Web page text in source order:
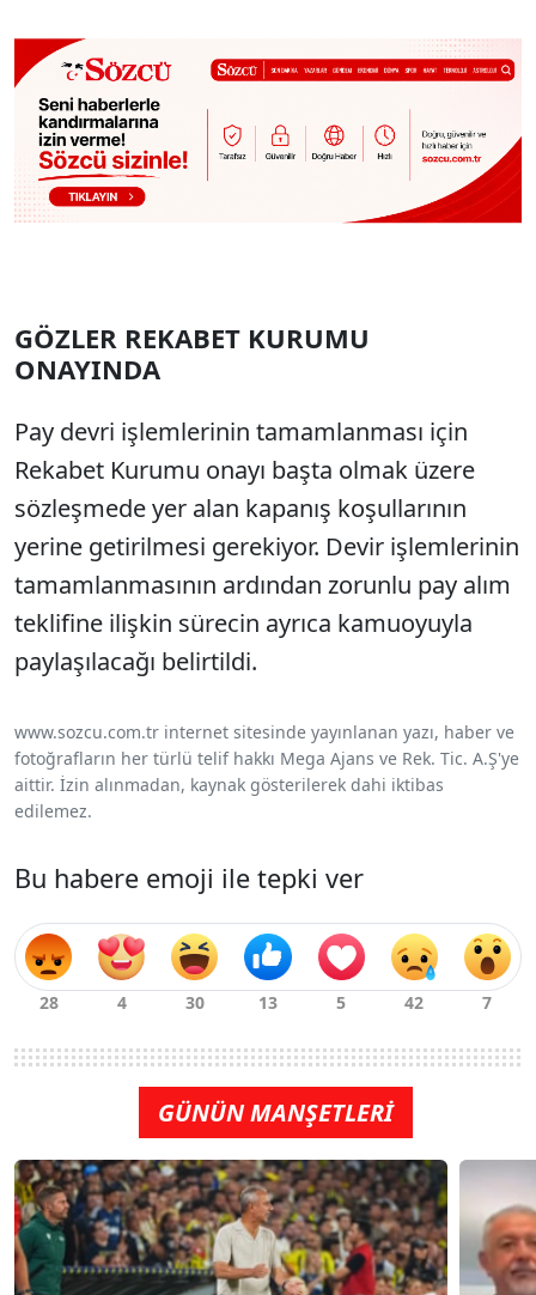
GÖZLER REKABET KURUMU
ONAYINDA
Pay devri işlemlerinin tamamlanması için
Rekabet Kurumu onayı başta olmak üzere
sözleşmede yer alan kapanış koşullarının
yerine getirilmesi gerekiyor. Devir işlemlerinin
tamamlanmasının ardından zorunlu pay alım
teklifine ilişkin sürecin ayrıca kamuoyuyla
paylaşılacağı belirtildi.
www.sozcu.com.tr internet sitesinde yayınlanan yazı, haber ve
fotoğrafların her türlü telif hakkı Mega Ajans ve Rek. Tic. A.Ş'ye
aittir. İzin alınmadan, kaynak gösterilerek dahi iktibas
edilemez.
Bu habere emoji ile tepki ver
GÜNÜN MANŞETLERİ